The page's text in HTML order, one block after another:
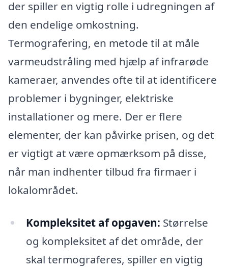
der spiller en vigtig rolle i udregningen af
den endelige omkostning.
Termografering, en metode til at måle
varmeudstråling med hjælp af infrarøde
kameraer, anvendes ofte til at identificere
problemer i bygninger, elektriske
installationer og mere. Der er flere
elementer, der kan påvirke prisen, og det
er vigtigt at være opmærksom på disse,
når man indhenter tilbud fra firmaer i
lokalområdet.
Kompleksitet af opgaven: Størrelse
og kompleksitet af det område, der
skal termograferes, spiller en vigtig